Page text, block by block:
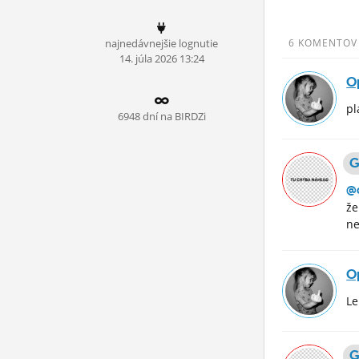
MÔJ PROFIL
ROLETA
najnedávnejšie lognutie
14. júla2026 13:24
6948 dní na BIRDZi
6 KOMENTOV